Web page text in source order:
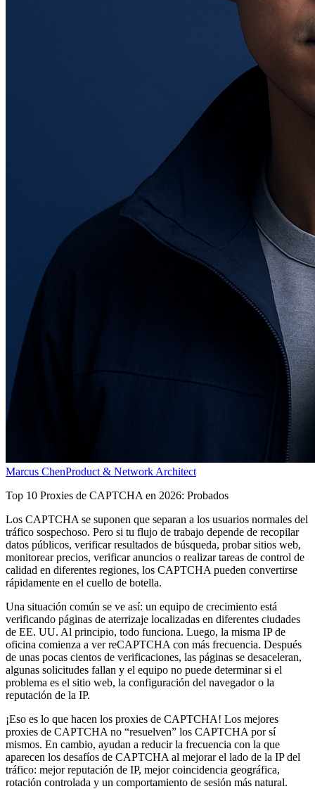
Marcus ChenProduct & Network Architect
Top 10 Proxies de CAPTCHA en 2026: Probados
Los CAPTCHA se suponen que separan a los usuarios normales del
tráfico sospechoso. Pero si tu flujo de trabajo depende de recopilar
datos públicos, verificar resultados de búsqueda, probar sitios web,
monitorear precios, verificar anuncios o realizar tareas de control de
calidad en diferentes regiones, los CAPTCHA pueden convertirse
rápidamente en el cuello de botella.
Una situación común se ve así: un equipo de crecimiento está
verificando páginas de aterrizaje localizadas en diferentes ciudades
de EE. UU. Al principio, todo funciona. Luego, la misma IP de
oficina comienza a ver reCAPTCHA con más frecuencia. Después
de unas pocas cientos de verificaciones, las páginas se desaceleran,
algunas solicitudes fallan y el equipo no puede determinar si el
problema es el sitio web, la configuración del navegador o la
reputación de la IP.
¡Eso es lo que hacen los proxies de CAPTCHA! Los mejores
proxies de CAPTCHA no “resuelven” los CAPTCHA por sí
mismos. En cambio, ayudan a reducir la frecuencia con la que
aparecen los desafíos de CAPTCHA al mejorar el lado de la IP del
tráfico: mejor reputación de IP, mejor coincidencia geográfica,
rotación controlada y un comportamiento de sesión más natural.